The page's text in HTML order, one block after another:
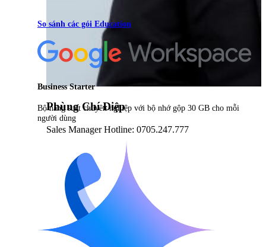
Phùng Chí Điệp
Sales Manager Hotline: 0705.247.777
So sánh các gói Education
Business Starter
Bộ năng suất chuyên nghiệp với bộ nhớ gộp 30 GB cho mỗi
người dùng